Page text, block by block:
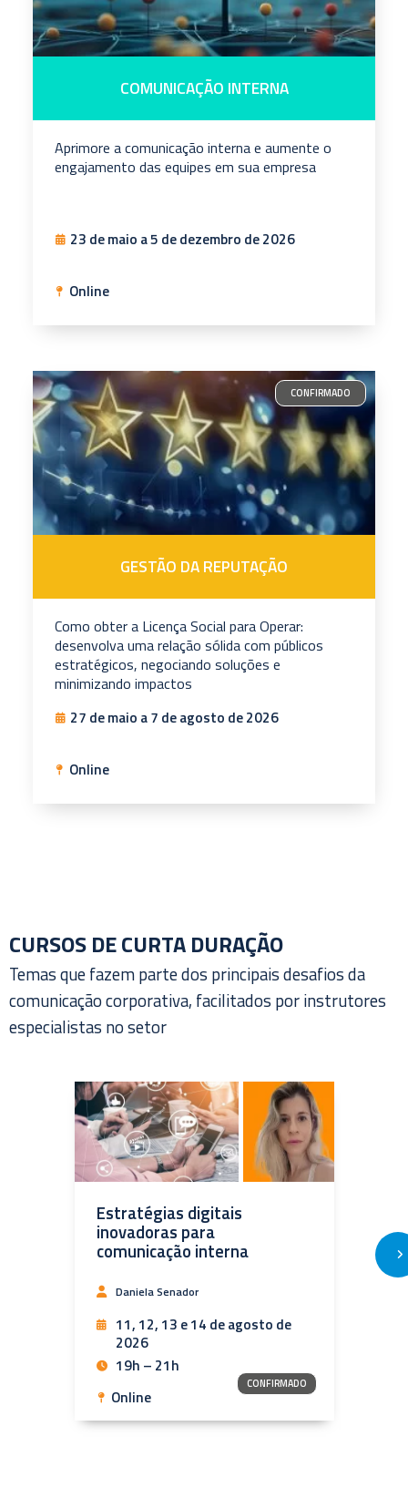
COMUNICAÇÃO INTERNA
Aprimore a comunicação interna e aumente o
engajamento das equipes em sua empresa
23 de maio a 5 de dezembro de 2026
Online
CONFIRMADO
GESTÃO DA REPUTAÇÃO
Como obter a Licença Social para Operar:
desenvolva uma relação sólida com públicos
estratégicos, negociando soluções e
minimizando impactos
27 de maio a 7 de agosto de 2026
Online
CURSOS DE CURTA DURAÇÃO
Temas que fazem parte dos principais desafios da
comunicação corporativa, facilitados por instrutores
especialistas no setor
13598
Estratégias digitais
inovadoras para
comunicação interna
Daniela Senador
11, 12, 13 e 14 de agosto de
2026
19h – 21h
Online
CONFIRMADO